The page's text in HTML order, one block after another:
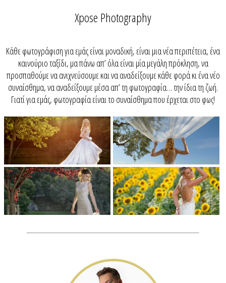
Xpose Photography
Κάθε φωτογράφιση για εμάς είναι μοναδική, είναι μια νέα περιπέτεια, ένα
καινούριο ταξίδι, μα πάνω απ’ όλα είναι μία μεγάλη πρόκληση, να
προσπαθούμε να ανιχνεύσουμε και να αναδείξουμε κάθε φορά κι ένα νέο
συναίσθημα, να αναδείξουμε μέσα απ’ τη φωτογραφία… την ίδια τη ζωή.
Γιατί για εμάς, φωτογραφία είναι το συναίσθημα που έρχεται στο φως!